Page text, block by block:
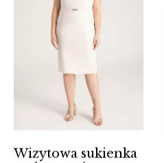
Wizytowa sukienka